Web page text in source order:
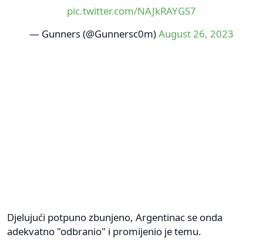
pic.twitter.com/NAJkRAYGS7
— Gunners (@Gunnersc0m)August 26, 2023
Djelujući potpuno zbunjeno, Argentinac se onda
adekvatno "odbranio" i promijenio je temu.